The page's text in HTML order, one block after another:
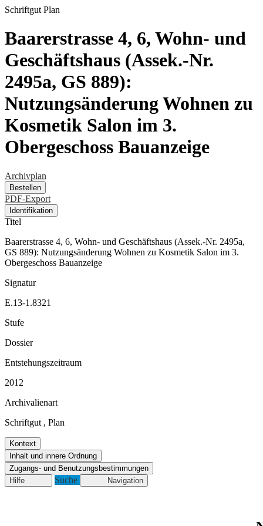
Schriftgut Plan
Baarerstrasse 4, 6, Wohn- und
Geschäftshaus (Assek.-Nr.
2495a, GS 889):
Nutzungsänderung Wohnen zu
Kosmetik Salon im 3.
Obergeschoss Bauanzeige
Archivplan
Bestellen
PDF-Export
Identifikation
Titel
Baarerstrasse 4, 6, Wohn- und Geschäftshaus (Assek.-Nr. 2495a,
GS 889): Nutzungsänderung Wohnen zu Kosmetik Salon im 3.
Obergeschoss Bauanzeige
Signatur
E.13-1.8321
Stufe
Dossier
Entstehungszeitraum
2012
Archivalienart
Schriftgut , Plan
Kontext
Inhalt und innere Ordnung
Zugangs- und Benutzungsbestimmungen
Hilfe
Suche Navigation